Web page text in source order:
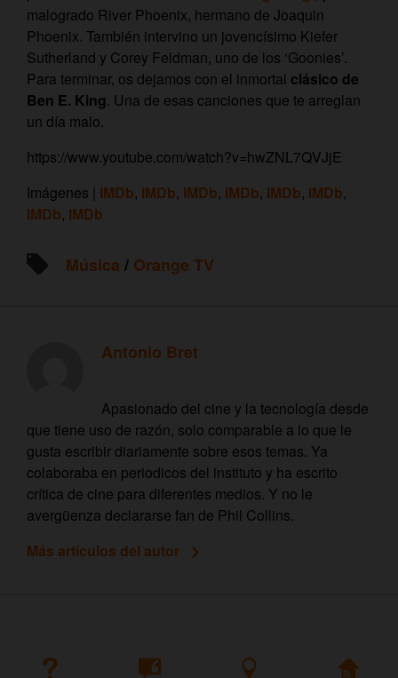
malogrado River Phoenix, hermano de Joaquin
Phoenix. También intervino un jovencísimo Kiefer
Sutherland y Corey Feldman, uno de los ‘Goonies’.
Para terminar, os dejamos con el inmortal clásico de
Ben E. King. Una de esas canciones que te arreglan
un día malo.
https://www.youtube.com/watch?v=hwZNL7QVJjE
Imágenes | IMDb, IMDb, IMDb, IMDb, IMDb, IMDb,
IMDb, IMDb
Música / Orange TV
Antonio Bret
Apasionado del cine y la tecnología desde
que tiene uso de razón, solo comparable a lo que le
gusta escribir diariamente sobre esos temas. Ya
colaboraba en periodicos del instituto y ha escrito
crítica de cine para diferentes medios. Y no le
avergüenza declararse fan de Phil Collins.
Más artículos del autor